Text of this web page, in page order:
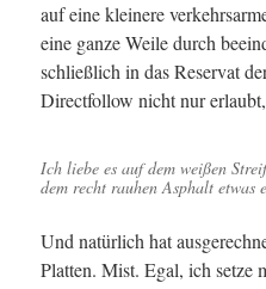
auf eine kleinere
eine ganze Weile durch
schließlich in das Reservat
Directfollow nicht nur
Ich liebe es auf dem weißen
dem recht rauhen Asphalt etwas
Und natürlich hat
Platten. Mist. Egal, ich setze